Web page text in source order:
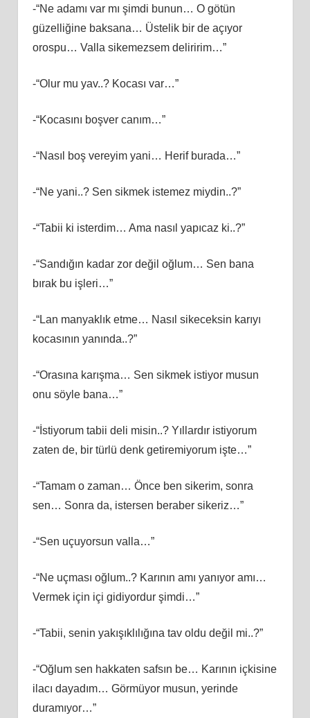
-“Ne adamı var mı şimdi bunun… O götün
güzelliğine baksana… Üstelik bir de açıyor
orospu… Valla sikemezsem deliririm…”
-“Olur mu yav..? Kocası var…”
-“Kocasını boşver canım…”
-“Nasıl boş vereyim yani… Herif burada…”
-“Ne yani..? Sen sikmek istemez miydin..?”
-“Tabii ki isterdim… Ama nasıl yapıcaz ki..?”
-“Sandığın kadar zor değil oğlum… Sen bana
bırak bu işleri…”
-“Lan manyaklık etme… Nasıl sikeceksin karıyı
kocasının yanında..?”
-“Orasına karışma… Sen sikmek istiyor musun
onu söyle bana…”
-“İstiyorum tabii deli misin..? Yıllardır istiyorum
zaten de, bir türlü denk getiremiyorum işte…”
-“Tamam o zaman… Önce ben sikerim, sonra
sen… Sonra da, istersen beraber sikeriz…”
-“Sen uçuyorsun valla…”
-“Ne uçması oğlum..? Karının amı yanıyor amı…
Vermek için içi gidiyordur şimdi…”
-“Tabii, senin yakışıklılığına tav oldu değil mi..?”
-“Oğlum sen hakkaten safsın be… Karının içkisine
ilacı dayadım… Görmüyor musun, yerinde
duramıyor…”